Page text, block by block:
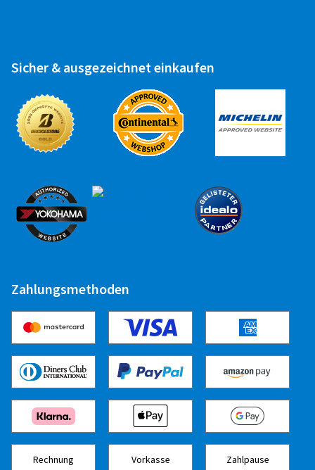
Sicher & ausgezeichnet einkaufen
Zahlungsmethoden
Rechnung Vorkasse Zahlpause